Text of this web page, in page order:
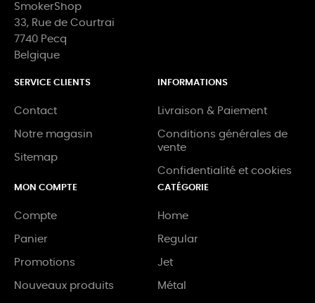
SmokerShop
33, Rue de Courtrai
7740 Pecq
Belgique
SERVICE CLIENTS
Contact
Notre magasin
Sitemap
INFORMATIONS
Livraison & Paiement
Conditions générales de
vente
Confidentialité et cookies
MON COMPTE
Compte
Panier
Promotions
Nouveaux produits
CATÉGORIE
Home
Regular
Jet
Métal